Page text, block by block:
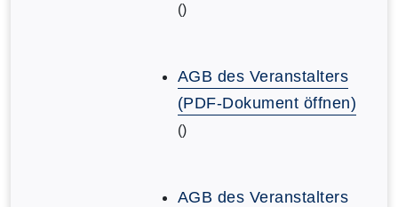
()
AGB des Veranstalters
(PDF-Dokument öffnen)
()
AGB des Veranstalters